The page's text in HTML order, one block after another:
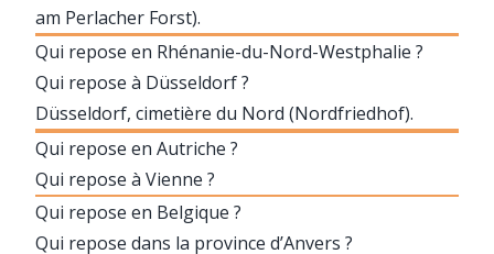
am Perlacher Forst).
Qui repose en Rhénanie-du-Nord-Westphalie ?
Qui repose à Düsseldorf ?
Düsseldorf, cimetière du Nord (Nordfriedhof).
Qui repose en Autriche ?
Qui repose à Vienne ?
Qui repose en Belgique ?
Qui repose dans la province d’Anvers ?